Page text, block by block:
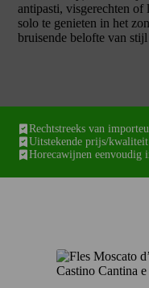
antipasti, visgerechten of
solo te genieten in het
bruisende belofte van stijl
Rechtstreeks van
Uitstekende prijs/
Horecawijnen eenvoudig